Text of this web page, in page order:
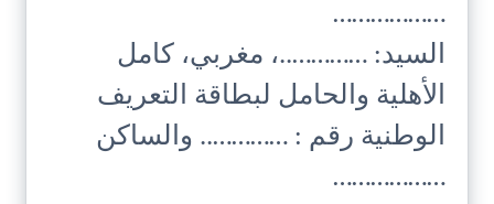
………………
السيد: …………..، مغربي، كامل
الأهلية والحامل لبطاقة التعريف
الوطنية رقم : ………….. والساكن
………………